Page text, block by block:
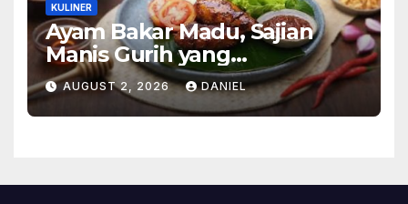
KULINER
Ayam Bakar Madu, Sajian
Manis Gurih yang
Menghangatkan Suasana
Makan
AUGUST 2, 2026 DANIEL